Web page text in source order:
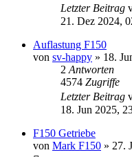
Letzter Beitrag
21. Dez 2024,
Auflastung F150
von sv-happy » 18.
2 Antworten
4574 Zugriffe
Letzter Beitrag
18. Jun 2025,
F150 Getriebe
von Mark F150 » 27.